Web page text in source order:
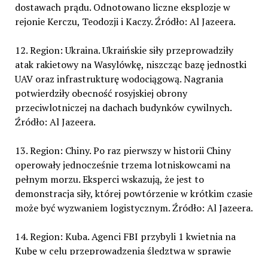
dostawach prądu. Odnotowano liczne eksplozje w
rejonie Kerczu, Teodozji i Kaczy. Źródło: Al Jazeera.
12. Region: Ukraina. Ukraińskie siły przeprowadziły
atak rakietowy na Wasylówkę, niszcząc bazę jednostki
UAV oraz infrastrukturę wodociągową. Nagrania
potwierdziły obecność rosyjskiej obrony
przeciwlotniczej na dachach budynków cywilnych.
Źródło: Al Jazeera.
13. Region: Chiny. Po raz pierwszy w historii Chiny
operowały jednocześnie trzema lotniskowcami na
pełnym morzu. Eksperci wskazują, że jest to
demonstracja siły, której powtórzenie w krótkim czasie
może być wyzwaniem logistycznym. Źródło: Al Jazeera.
14. Region: Kuba. Agenci FBI przybyli 1 kwietnia na
Kubę w celu przeprowadzenia śledztwa w sprawie